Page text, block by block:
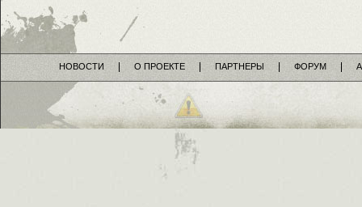
НОВОСТИ О ПРОЕКТЕ ПАРТНЕРЫ ФОРУМ